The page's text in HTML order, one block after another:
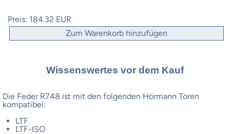
Preis: 184.32 EUR
Zum Warenkorb hinzufügen
Wissenswertes vor dem Kauf
Die Feder R748 ist mit den folgenden Hörmann Toren
kompatibel:
LTF
LTF-ISO